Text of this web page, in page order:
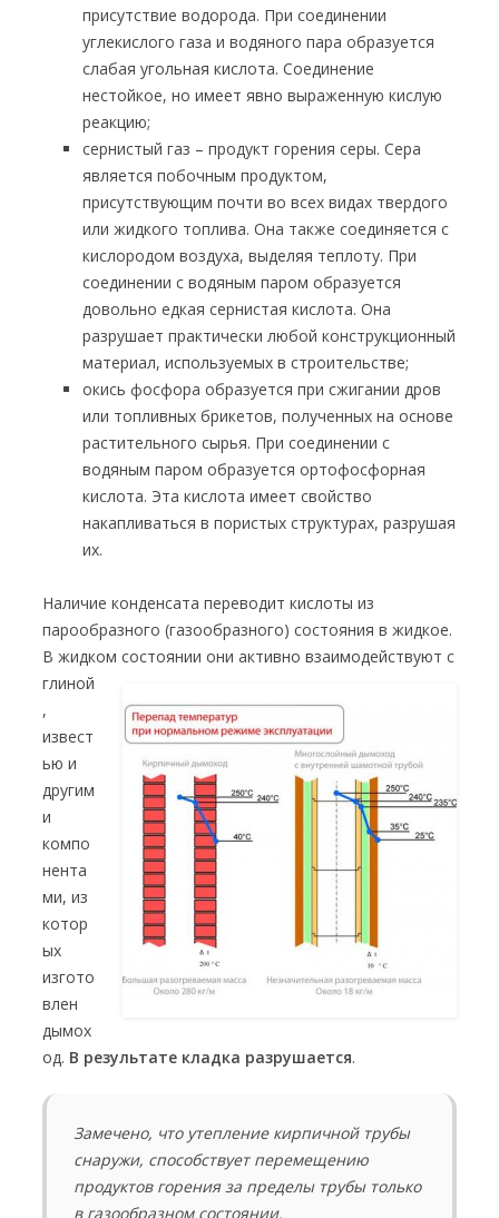
присутствие водорода. При соединении
углекислого газа и водяного пара образуется
слабая угольная кислота. Соединение
нестойкое, но имеет явно выраженную кислую
реакцию;
сернистый газ – продукт горения серы. Сера
является побочным продуктом,
присутствующим почти во всех видах твердого
или жидкого топлива. Она также соединяется с
кислородом воздуха, выделяя теплоту. При
соединении с водяным паром образуется
довольно едкая сернистая кислота. Она
разрушает практически любой конструкционный
материал, используемых в строительстве;
окись фосфора образуется при сжигании дров
или топливных брикетов, полученных на основе
растительного сырья. При соединении с
водяным паром образуется ортофосфорная
кислота. Эта кислота имеет свойство
накапливаться в пористых структурах, разрушая
их.
Наличие конденсата переводит кислоты из
парообразного (газообразного) состояния в жидкое.
В жидком состоянии они активно взаимодействуют с
глиной
,
извест
ью и
другим
и
компо
нента
ми, из
котор
ых
изгото
влен
дымох
од. В результате кладка разрушается.
Замечено, что утепление кирпичной трубы
снаружи, способствует перемещению
продуктов горения за пределы трубы только
в газообразном состоянии.